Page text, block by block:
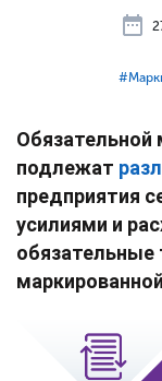
Обязательной
подлежат
предприятия
усилиями и
обязательные